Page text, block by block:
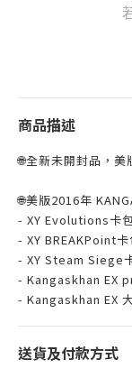
商品描述
🌐全新未開封品，美
🌐美版2016年
- XY Evolutions卡
- XY BREAKPoint
- XY Steam Siege
- Kangaskhan EX
- Kangaskhan EX
送貨及付款方式